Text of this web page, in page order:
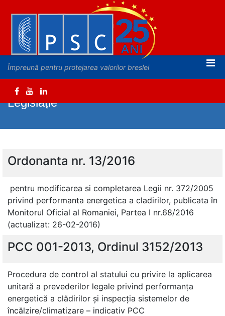
Împreună pentru protejarea valorilor breslei
Legislație
Ordonanta nr. 13/2016
pentru modificarea si completarea Legii nr. 372/2005
privind performanta energetica a cladirilor, publicata în
Monitorul Oficial al Romaniei, Partea I nr.68/2016
(actualizat: 26-02-2016)
PCC 001-2013, Ordinul 3152/2013
Procedura de control al statului cu privire la aplicarea
unitară a prevederilor legale privind performanța
energetică a clădirilor și inspecția sistemelor de
încălzire/climatizare – indicativ PCC